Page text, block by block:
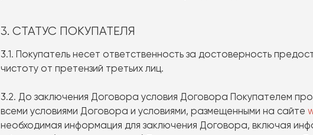
3. СТАТУС ПОКУПАТЕЛЯ
3.1. Покупатель несет ответственность за достоверность
чистоту от претензий третьих лиц.
3.2. До заключения Договора условия Договора Покупателем
всеми условиями Договора и условиями, размещенными на сайте
необходимая информация для заключения Договора, включая